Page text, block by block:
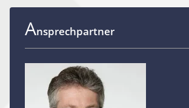
Ansprechpartner